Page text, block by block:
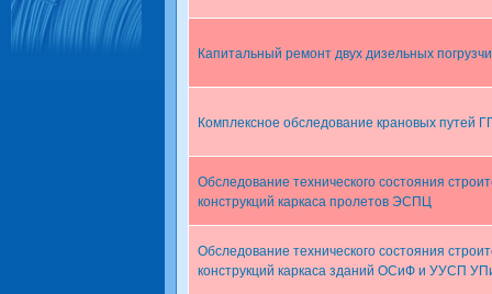
Капитальный ремонт двух дизельных
Комплексное обследование крановых путей
Обследование технического состояния
конструкций каркаса пролетов ЭСПЦ
Обследование технического состояния
конструкций каркаса зданий ОСиФ и УУСП